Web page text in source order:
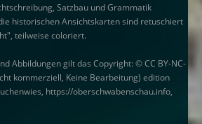
Satzbau und Grammatik
historischen Ansichtskarten sind retuschiert
teilweise coloriert.
Abbildungen gilt das Copyright: © CC BY-NC-
kommerziell, Keine Bearbeitung) edition
https://oberschwabenschau.info,